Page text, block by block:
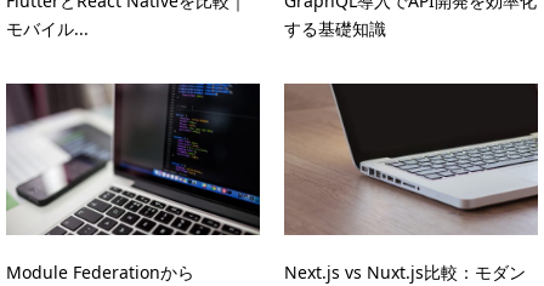
モバイル...
する基礎知識
Module Federationから
Next.js vs Nuxt.js比較：モダン